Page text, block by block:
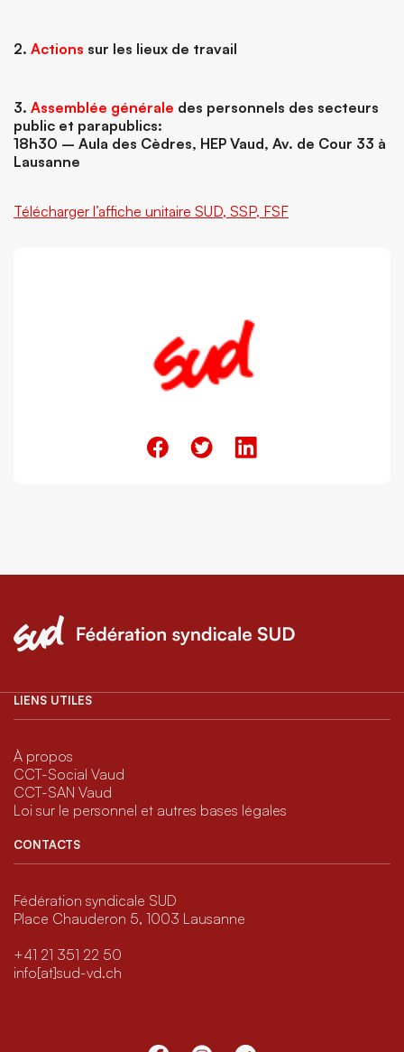
2. Actions sur les lieux de travail
3. Assemblée générale des personnels des secteurs
public et parapublics:
18h30 – Aula des Cèdres, HEP Vaud, Av. de Cour 33 à
Lausanne
Télécharger l’affiche unitaire SUD, SSP, FSF
LIENS UTILES
À propos
CCT-Social Vaud
CCT-SAN Vaud
Loi sur le personnel et autres bases légales
CONTACTS
Fédération syndicale SUD
Place Chauderon 5, 1003 Lausanne
+41 21 351 22 50
info[at]sud-vd.ch